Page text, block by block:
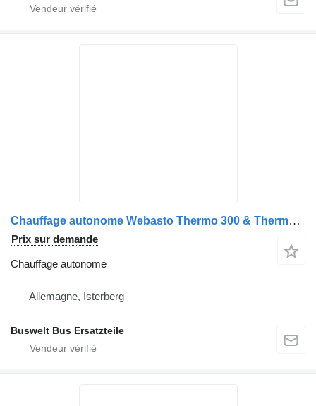
Chauffage autonome Webasto Thermo 300 & Thermo 350 komplette en. Auch für Poolheizung pour bus Mercedes-Benz Setra, Iveco Alle
Prix sur demande
Chauffage autonome
Allemagne, Isterberg
Buswelt Bus Ersatzteile